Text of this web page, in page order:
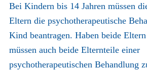
Bei Kindern bis 14 Jahren müssen
Eltern die psychotherapeutische
Kind beantragen. Haben beide
müssen auch beide Elternteile einer
psychotherapeutischen Behandlung